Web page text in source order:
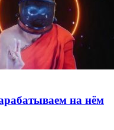
на нём